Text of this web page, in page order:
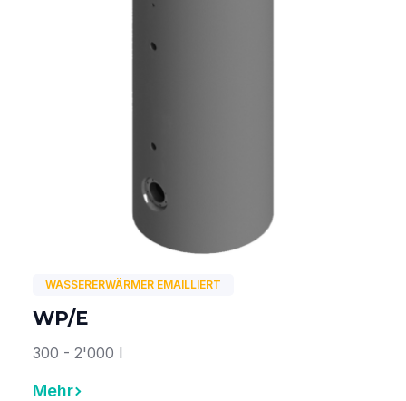
WASSERERWÄRMER EMAILLIERT
WP/E
300 - 2'000 l
Mehr